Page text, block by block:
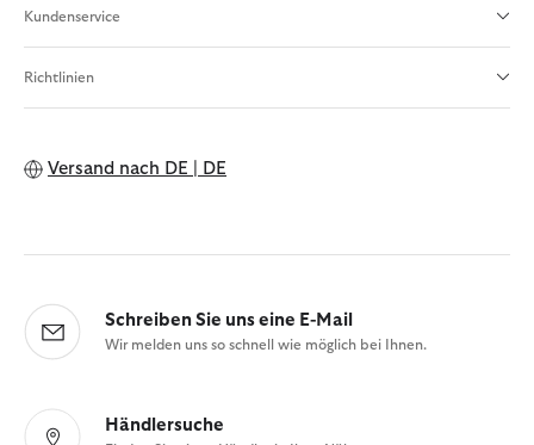
Kundenservice
Richtlinien
Versand nach DE | DE
Schreiben Sie uns eine E-Mail
Wir melden uns so schnell wie möglich bei Ihnen.
Händlersuche